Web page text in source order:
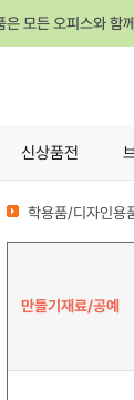
모든 오피스와 함
신상품전
학용품/디자인용
만들기재료/공예